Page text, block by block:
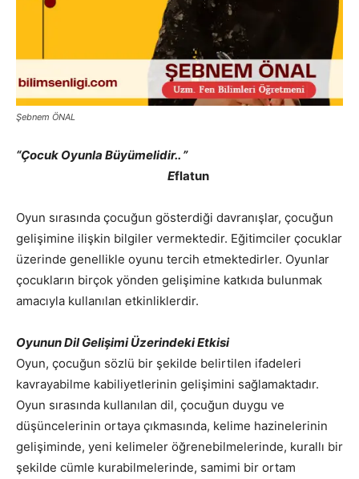
Şebnem ÖNAL
“Çocuk Oyunla Büyümelidir.. ”
Eflatun
Oyun sırasında çocuğun gösterdiği davranışlar, çocuğun
gelişimine ilişkin bilgiler vermektedir. Eğitimciler çocuklar
üzerinde genellikle oyunu tercih etmektedirler. Oyunlar
çocukların birçok yönden gelişimine katkıda bulunmak
amacıyla kullanılan etkinliklerdir.
Oyunun Dil Gelişimi Üzerindeki Etkisi
Oyun, çocuğun sözlü bir şekilde belirtilen ifadeleri
kavrayabilme kabiliyetlerinin gelişimini sağlamaktadır.
Oyun sırasında kullanılan dil, çocuğun duygu ve
düşüncelerinin ortaya çıkmasında, kelime hazinelerinin
gelişiminde, yeni kelimeler öğrenebilmelerinde, kurallı bir
şekilde cümle kurabilmelerinde, samimi bir ortam